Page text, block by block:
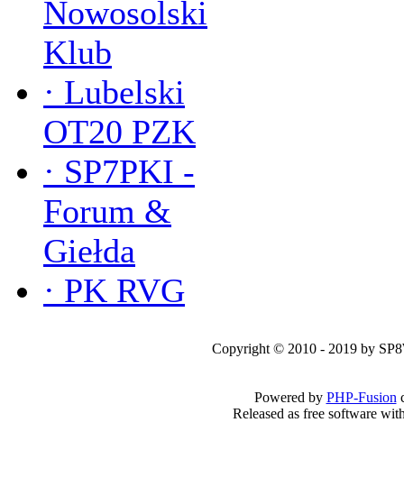
Nowosolski
Klub
· Lubelski
OT20 PZK
· SP7PKI -
Forum &
Giełda
· PK RVG
Copyright © 2010 - 2019 by
Powered by PHP-Fusion
Released as free software